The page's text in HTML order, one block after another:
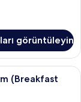
görüntüleyin
kuştüyü yorgan,
(Breakfast